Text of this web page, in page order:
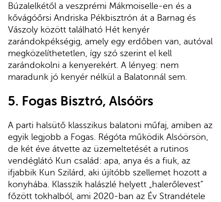
Búzalelkétől a veszprémi Mákmoiselle-en és a
kővágóőrsi Andriska Pékbisztrón át a Barnag és
Vászoly között található Hét kenyér
zarándokpékségig, amely egy erdőben van, autóval
megközelíthetetlen, így szó szerint el kell
zarándokolni a kenyerekért. A lényeg: nem
maradunk jó kenyér nélkül a Balatonnál sem.
5. Fogas Bisztró, Alsóörs
A parti halsütő klasszikus balatoni műfaj, amiben az
egyik legjobb a Fogas. Régóta működik Alsóörsön,
de két éve átvette az üzemeltetését a rutinos
vendéglátó Kun család: apa, anya és a fiuk, az
ifjabbik Kun Szilárd, aki újítóbb szellemet hozott a
konyhába. Klasszik halászlé helyett „halerőlevest”
főzött tokhalból, ami 2020-ban az Év Strandétele